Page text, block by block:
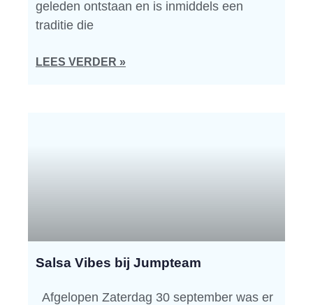
geleden ontstaan en is inmiddels een
traditie die
LEES VERDER »
Salsa Vibes bij Jumpteam
Afgelopen Zaterdag 30 september was er